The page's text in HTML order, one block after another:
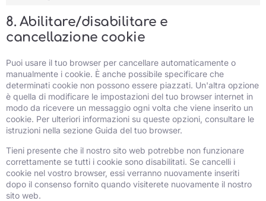
8. Abilitare/disabilitare e
cancellazione cookie
Puoi usare il tuo browser per cancellare automaticamente o
manualmente i cookie. È anche possibile specificare che
determinati cookie non possono essere piazzati. Un'altra opzione
è quella di modificare le impostazioni del tuo browser internet in
modo da ricevere un messaggio ogni volta che viene inserito un
cookie. Per ulteriori informazioni su queste opzioni, consultare le
istruzioni nella sezione Guida del tuo browser.
Tieni presente che il nostro sito web potrebbe non funzionare
correttamente se tutti i cookie sono disabilitati. Se cancelli i
cookie nel vostro browser, essi verranno nuovamente inseriti
dopo il consenso fornito quando visiterete nuovamente il nostro
sito web.